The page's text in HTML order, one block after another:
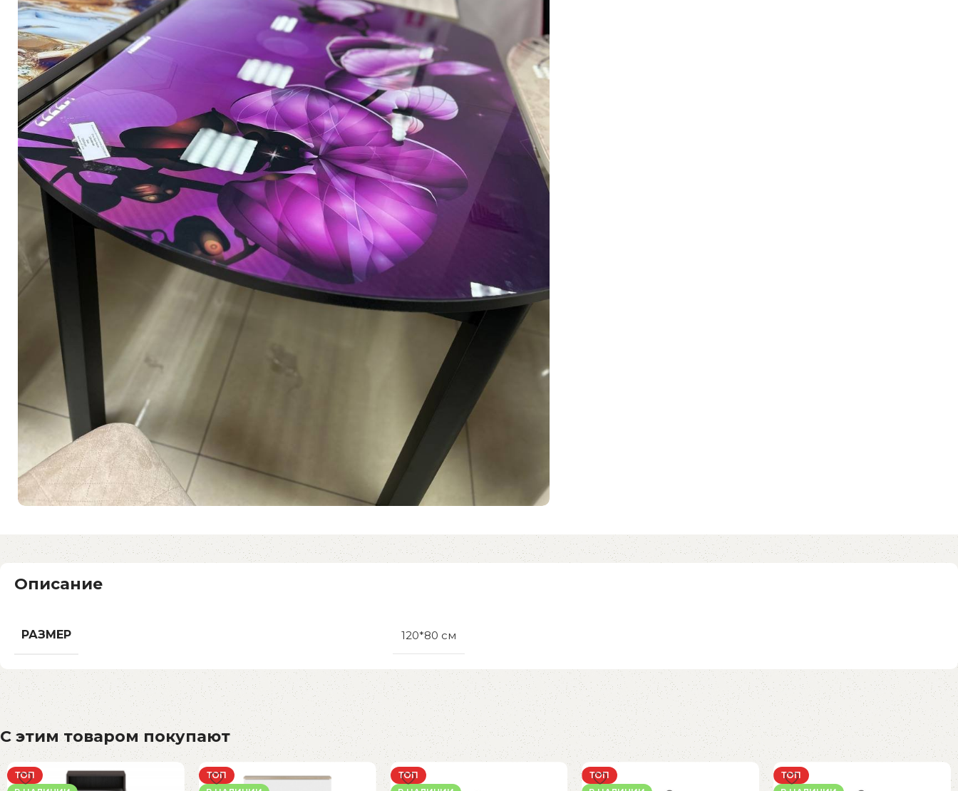
Описание
РАЗМЕР 120*80 см
С этим товаром покупают
ТОП
ТОП
ТОП
ТОП
ТОП